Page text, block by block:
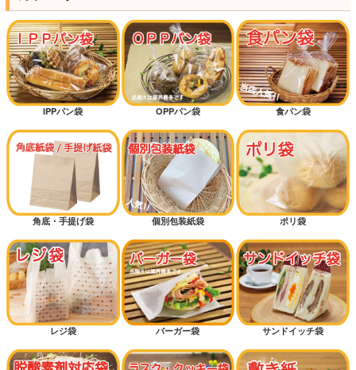
IPPパン袋 OPPパン袋 食パン袋
角底・手提げ袋 個別包装紙袋 ポリ袋
レジ袋 バーガー袋 サンドイッチ袋